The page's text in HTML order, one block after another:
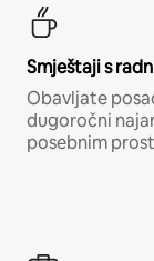
Smještaji s
Obavljate
dugoročni
posebnim